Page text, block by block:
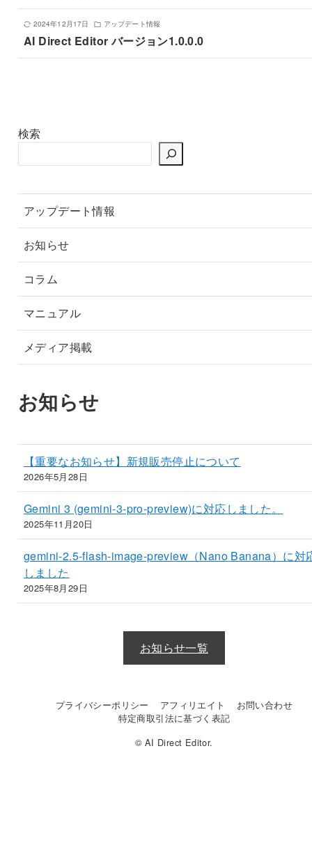
2024年12月17日 アップデート情報
AI Direct Editor バージョン1.0.0.0
検索
アップデート情報
お知らせ
コラム
マニュアル
メディア掲載
お知らせ
【重要なお知らせ】新規販売停止について
2026年5月28日
Gemini 3 (gemini-3-pro-preview)に対応しました。
2025年11月20日
gemini-2.5-flash-image-preview（Nano Banana）に対
しました
2025年8月29日
お知らせ一覧
プライバシーポリシー アフィリエイト
お問い合わせ
特定商取引法に基づく表記
© AI Direct Editor.